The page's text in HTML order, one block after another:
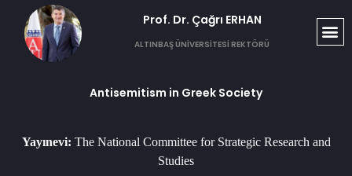
Prof. Dr. Çağrı ERHAN​
ALTINBAŞ ÜNİVERSİTESİ REKTÖRÜ
Antisemitism in Greek Society
Yayınevi: The National Committee for Strategic Research and
Studies